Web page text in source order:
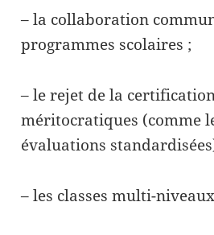
– la collaboration
programmes scolaires ;
– le rejet de la
méritocratiques (comme
évaluations
– les classes multi-